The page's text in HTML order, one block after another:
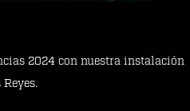
2024 con nuestra instalación